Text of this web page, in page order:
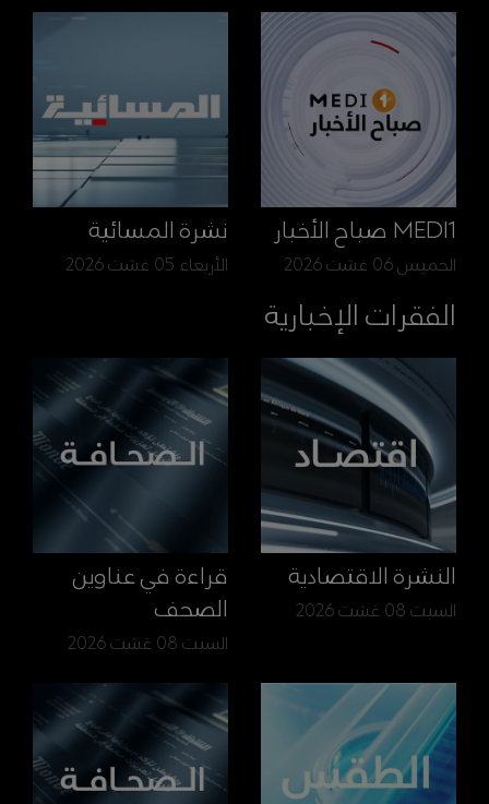
MEDI1 صباح الأخبار
الخميس 06 غشت 2026
نشرة المسائية
الأربعاء 05 غشت 2026
الفقرات الإخبارية
النشرة الاقتصادية
السبت 08 غشت 2026
قراءة في عناوين
الصحف
السبت 08 غشت 2026